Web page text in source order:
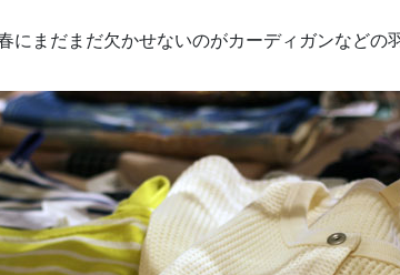
にまだまだ欠かせないのがカーディガンなどの